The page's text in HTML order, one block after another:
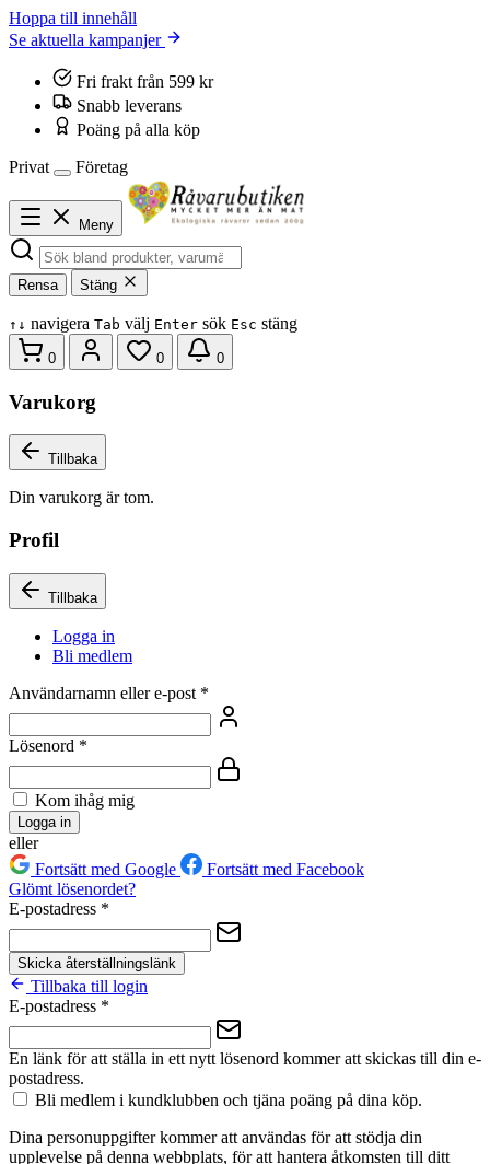
Hoppa till innehåll
Se aktuella kampanjer
Fri frakt från 599 kr
Snabb leverans
Poäng på alla köp
Privat
Företag
Meny
Rensa Stäng
↑ ↓ navigera Tab välj Enter sök Esc stäng
0 0 0
Varukorg
Tillbaka
Din varukorg är tom.
Profil
Tillbaka
Logga in
Bli medlem
Användarnamn eller e-post *
Lösenord *
Kom ihåg mig
Logga in
eller
Fortsätt med Google
Fortsätt med Facebook
Glömt lösenordet?
E-postadress *
Skicka återställningslänk
Tillbaka till login
E-postadress *
En länk för att ställa in ett nytt lösenord kommer att skickas till din e-
postadress.
Bli medlem i kundklubben och tjäna poäng på dina köp.
Dina personuppgifter kommer att användas för att stödja din
upplevelse på denna webbplats, för att hantera åtkomsten till ditt